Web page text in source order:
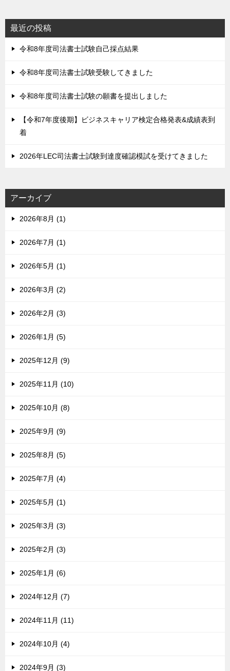
最近の投稿
令和8年度司法書士試験自己採点結果
令和8年度司法書士試験受験してきました
令和8年度司法書士試験の願書を提出しました
【令和7年度後期】ビジネスキャリア検定合格発表&成績表到
着
2026年LEC司法書士試験到達度確認模試を受けてきました
アーカイブ
2026年8月 (1)
2026年7月 (1)
2026年5月 (1)
2026年3月 (2)
2026年2月 (3)
2026年1月 (5)
2025年12月 (9)
2025年11月 (10)
2025年10月 (8)
2025年9月 (9)
2025年8月 (5)
2025年7月 (4)
2025年5月 (1)
2025年3月 (3)
2025年2月 (3)
2025年1月 (6)
2024年12月 (7)
2024年11月 (11)
2024年10月 (4)
2024年9月 (3)